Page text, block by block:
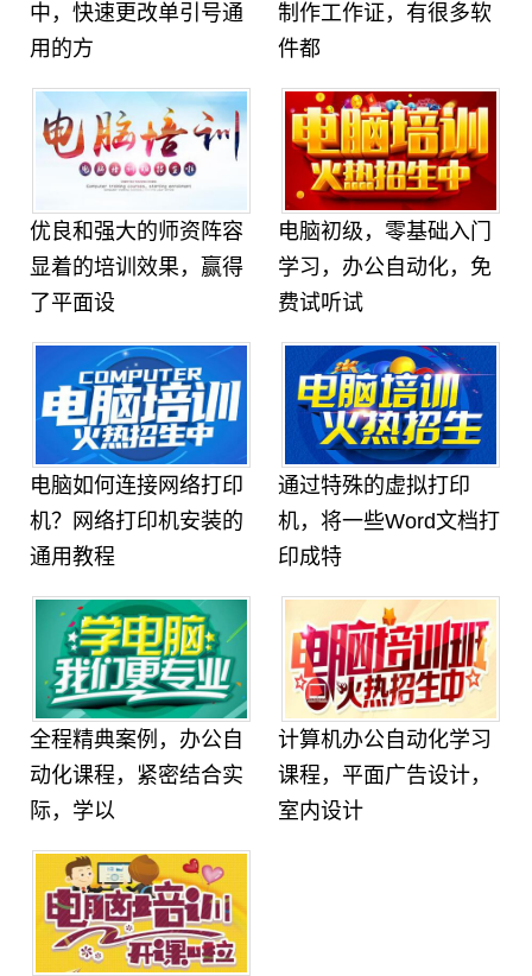
中，快速更改单引号通
用的方
制作工作证，有很多软
件都
优良和强大的师资阵容
显着的培训效果，赢得
了平面设
电脑初级，零基础入门
学习，办公自动化，免
费试听试
电脑如何连接网络打印
机？网络打印机安装的
通用教程
通过特殊的虚拟打印
机，将一些Word文档打
印成特
全程精典案例，办公自
动化课程，紧密结合实
际，学以
计算机办公自动化学习
课程，平面广告设计，
室内设计